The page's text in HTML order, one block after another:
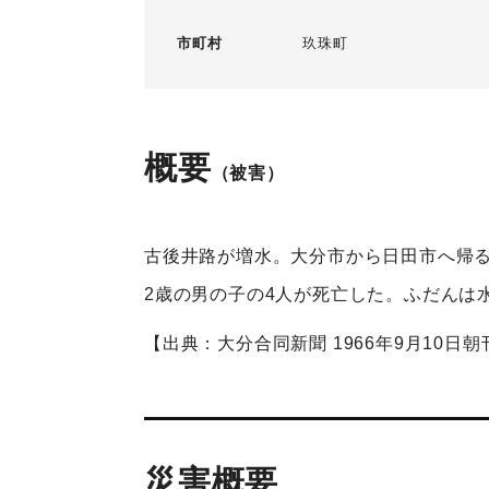
市町村 玖珠町
概要 （被害）
古後井路が増水。大分市から日田市へ帰
2歳の男の子の4人が死亡した。ふだんは
【出典：大分合同新聞 1966年9月10日朝